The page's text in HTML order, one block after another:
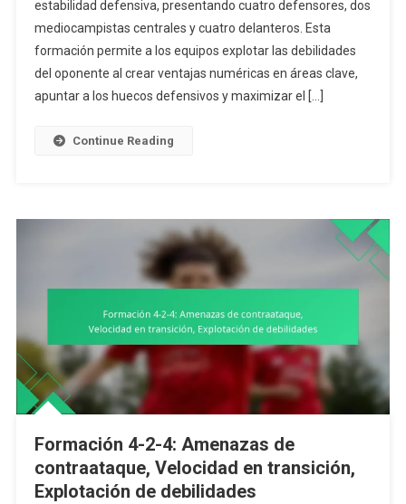
4:
Debilidades
Del
estabilidad defensiva, presentando cuatro defensores, dos
mediocampistas centrales y cuatro delanteros. Esta
formación permite a los equipos explotar las debilidades
del oponente al crear ventajas numéricas en áreas clave,
apuntar a los huecos defensivos y maximizar el […]
Continue Reading
Formación 4-2-4: Amenazas de
contraataque, Velocidad en transición,
Explotación de debilidades